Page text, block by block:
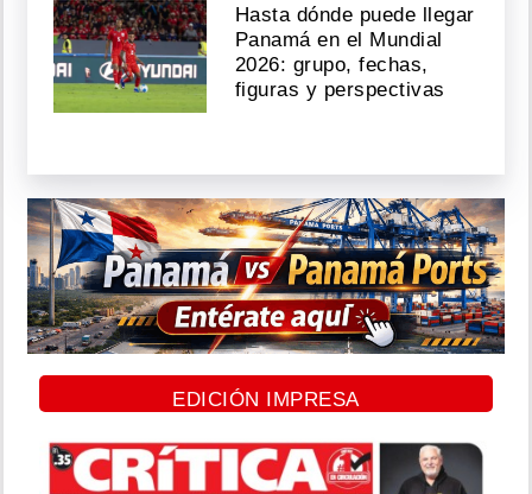
Hasta dónde puede llegar
Panamá en el Mundial
2026: grupo, fechas,
figuras y perspectivas
EDICIÓN IMPRESA